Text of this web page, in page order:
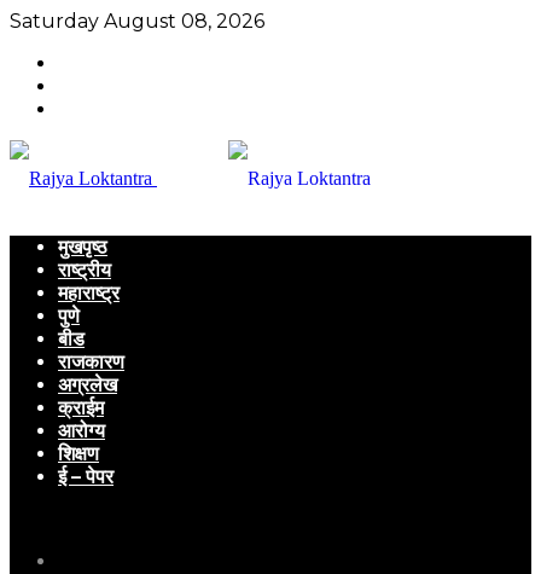
Saturday August 08, 2026
मुखपृष्ठ
राष्ट्रीय
महाराष्ट्र
पुणे
बीड
राजकारण
अग्रलेख
क्राईम
आरोग्य
शिक्षण
ई – पेपर